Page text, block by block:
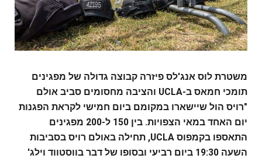
משטרת לוס אנג'לס פיזרה קבוצה גדולה של מפגינים
תומכי חמאס ב-UCLA והציבה מחסומים סביב אולם
"רויס הול שיישארו במקומם ביום חמישי לקראת הפגנות
יום האחד במאי הצפויות.
בין 150 ל-200 מפגינים
התאספו בקמפוס UCLA, תחילה באולם רויס בסביבות
השעה 19:30 ביום רביעי ובסופו של דבר בווסטווד וילג'